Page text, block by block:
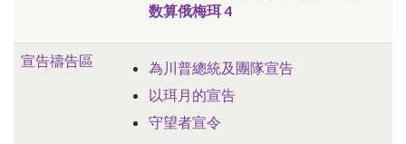
数算俄梅珥 4
宣告禱告區
為川普總統及團隊宣告
以珥月的宣告
守望者宣令